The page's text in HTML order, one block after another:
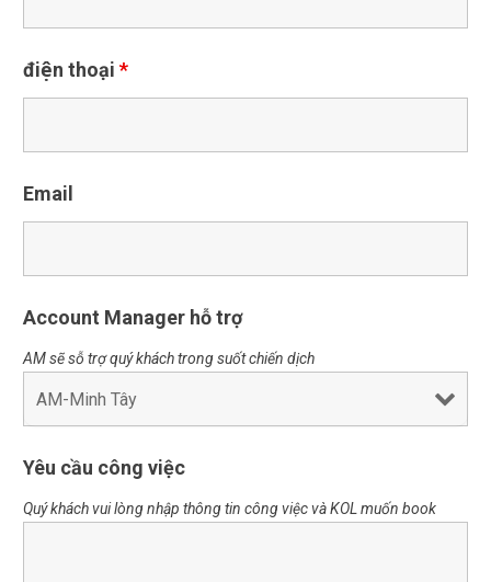
điện thoại *
Email
Account Manager hỗ trợ
AM sẽ sỗ trợ quý khách trong suốt chiến dịch
Yêu cầu công việc
Quý khách vui lòng nhập thông tin công việc và KOL muốn book